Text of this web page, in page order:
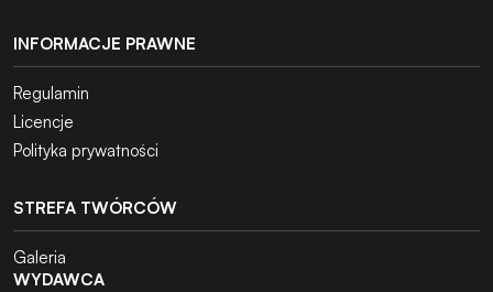
INFORMACJE PRAWNE
Regulamin
Licencje
Polityka prywatności
STREFA TWÓRCÓW
Galeria
WYDAWCA